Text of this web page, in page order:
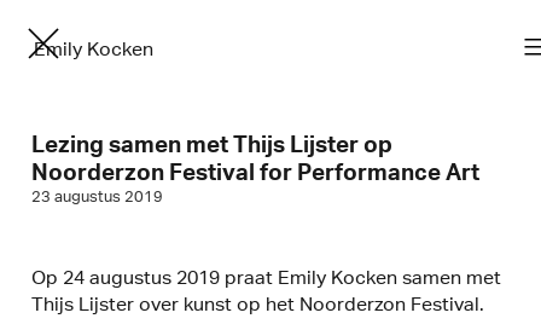
Emily Kocken
Lezing samen met Thijs Lijster op
Noorderzon Festival for Performance Art
23 augustus 2019
Op 24 augustus 2019 praat Emily Kocken samen met
Thijs Lijster over kunst op het Noorderzon Festival.